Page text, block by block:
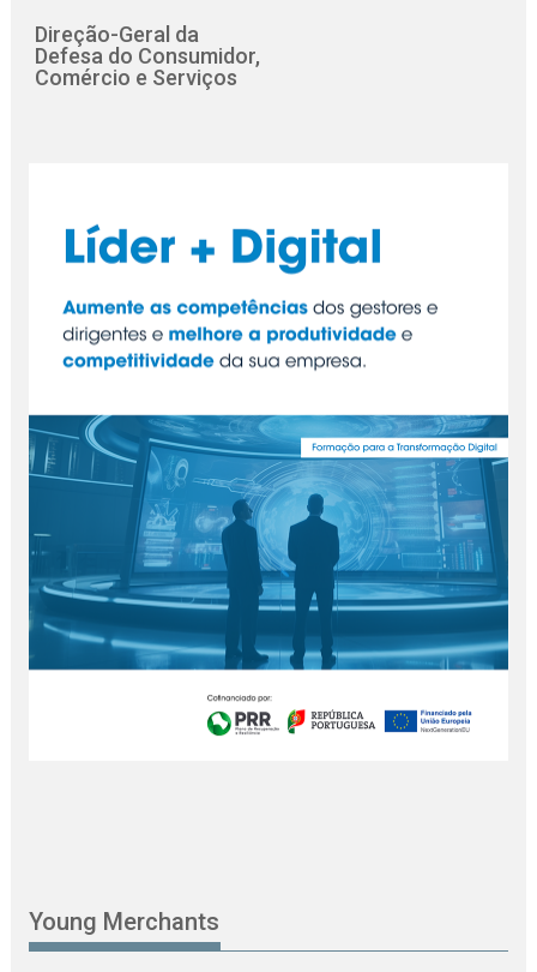
Direção-Geral da
Defesa do Consumidor,
Comércio e Serviços
Young Merchants